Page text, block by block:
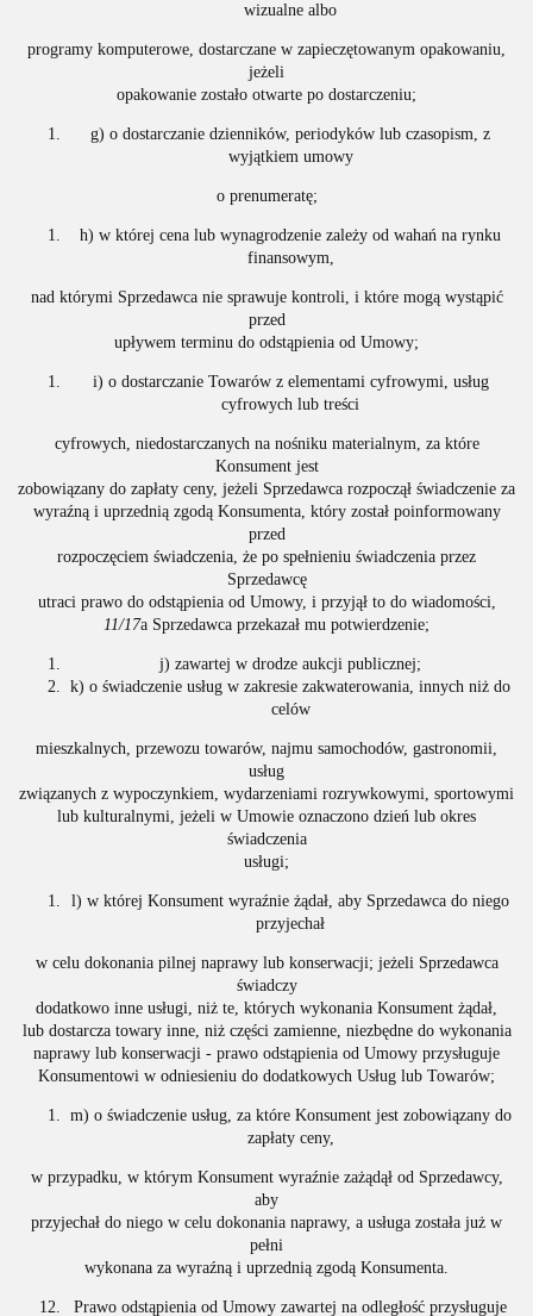
wizualne albo
programy komputerowe, dostarczane w zapieczętowanym opakowaniu,
jeżeli
opakowanie zostało otwarte po dostarczeniu;
g) o dostarczanie dzienników, periodyków lub czasopism, z
wyjątkiem umowy
o prenumeratę;
h) w której cena lub wynagrodzenie zależy od wahań na rynku
finansowym,
nad którymi Sprzedawca nie sprawuje kontroli, i które mogą wystąpić
przed
upływem terminu do odstąpienia od Umowy;
i) o dostarczanie Towarów z elementami cyfrowymi, usług
cyfrowych lub treści
cyfrowych, niedostarczanych na nośniku materialnym, za które
Konsument jest
zobowiązany do zapłaty ceny, jeżeli Sprzedawca rozpoczął świadczenie za
wyraźną i uprzednią zgodą Konsumenta, który został poinformowany
przed
rozpoczęciem świadczenia, że po spełnieniu świadczenia przez
Sprzedawcę
utraci prawo do odstąpienia od Umowy, i przyjął to do wiadomości,
11/17a Sprzedawca przekazał mu potwierdzenie;
j) zawartej w drodze aukcji publicznej;
k) o świadczenie usług w zakresie zakwaterowania, innych niż do
celów
mieszkalnych, przewozu towarów, najmu samochodów, gastronomii,
usług
związanych z wypoczynkiem, wydarzeniami rozrywkowymi, sportowymi
lub kulturalnymi, jeżeli w Umowie oznaczono dzień lub okres
świadczenia
usługi;
l) w której Konsument wyraźnie żądał, aby Sprzedawca do niego
przyjechał
w celu dokonania pilnej naprawy lub konserwacji; jeżeli Sprzedawca
świadczy
dodatkowo inne usługi, niż te, których wykonania Konsument żądał,
lub dostarcza towary inne, niż części zamienne, niezbędne do wykonania
naprawy lub konserwacji - prawo odstąpienia od Umowy przysługuje
Konsumentowi w odniesieniu do dodatkowych Usług lub Towarów;
m) o świadczenie usług, za które Konsument jest zobowiązany do
zapłaty ceny,
w przypadku, w którym Konsument wyraźnie zażądął od Sprzedawcy,
aby
przyjechał do niego w celu dokonania naprawy, a usługa została już w
pełni
wykonana za wyraźną i uprzednią zgodą Konsumenta.
Prawo odstąpienia od Umowy zawartej na odległość przysługuje